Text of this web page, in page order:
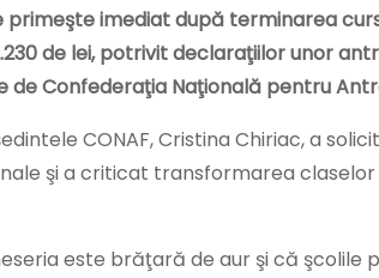
imediat după terminarea
de lei, potrivit declaraţiilor unor
de Confederaţia Naţională pentru
CONAF, Cristina Chiriac, a
şi a criticat transformarea
este brăţară de aur şi că şcolile